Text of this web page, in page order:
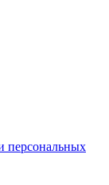
персональных